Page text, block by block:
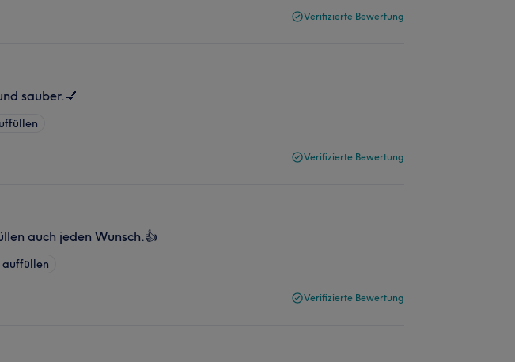
Verifizierte Bewertung
sauber.💅
Verifizierte Bewertung
auch jeden Wunsch.👍
Verifizierte Bewertung